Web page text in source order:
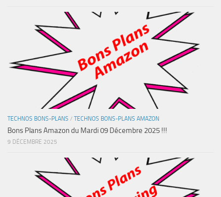
TECHNOS BONS-PLANS / TECHNOS BONS-PLANS AMAZON
Bons Plans Amazon du Mardi 09 Décembre 2025 !!!
9 DÉCEMBRE 2025